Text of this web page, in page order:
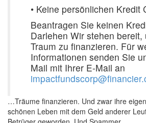
• Keine persönlichen Kredit
Beantragen Sie keinen
Darlehen Wir stehen bereit,
Traum zu finanzieren. Für
Informationen senden Sie
Mail mit Ihrer E-Mail an
…Träume finanzieren. Und zwar ihre
schönen Leben mit dem Geld anderer